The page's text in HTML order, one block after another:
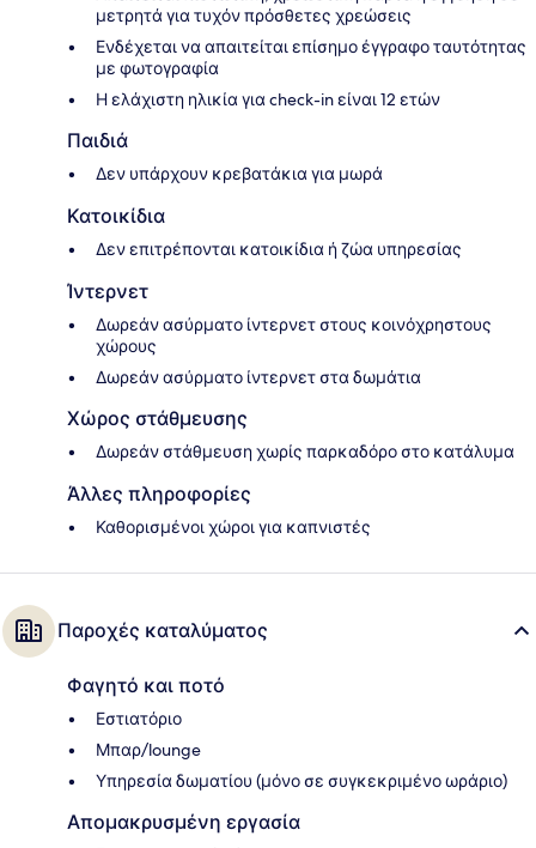
μετρητά για τυχόν πρόσθετες χρεώσεις
Ενδέχεται να απαιτείται επίσημο έγγραφο ταυτότητας
με φωτογραφία
Η ελάχιστη ηλικία για check-in είναι 12 ετών
Παιδιά
Δεν υπάρχουν κρεβατάκια για μωρά
Κατοικίδια
Δεν επιτρέπονται κατοικίδια ή ζώα υπηρεσίας
Ίντερνετ
Δωρεάν ασύρματο ίντερνετ στους κοινόχρηστους
χώρους
Δωρεάν ασύρματο ίντερνετ στα δωμάτια
Χώρος στάθμευσης
Δωρεάν στάθμευση χωρίς παρκαδόρο στο κατάλυμα
Άλλες πληροφορίες
Καθορισμένοι χώροι για καπνιστές
Παροχές καταλύματος
Φαγητό και ποτό
Εστιατόριο
Μπαρ/lounge
Υπηρεσία δωματίου (μόνο σε συγκεκριμένο ωράριο)
Απομακρυσμένη εργασία